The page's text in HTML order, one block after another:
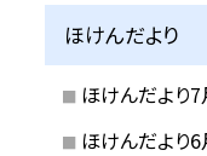
ほけんだより
ほけんだより7
ほけんだより6